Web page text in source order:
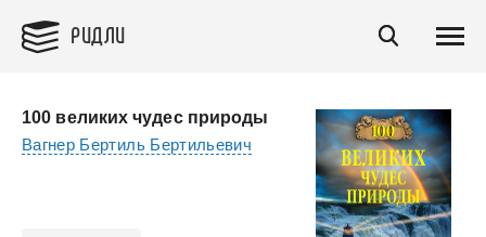
РИДЛИ
100 великих чудес природы
Вагнер Бертиль Бертильевич